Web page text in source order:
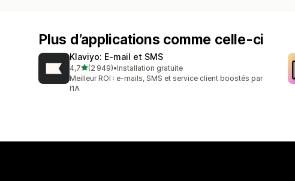
Plus d’applications comme celle-ci
Klaviyo: E‑mail et SMS
4,7étoile(s) sur 5
(2 949)
2949 avis au total
•Installation gratuite
Meilleur ROI : e-mails, SMS et service client boostés par
l’IA